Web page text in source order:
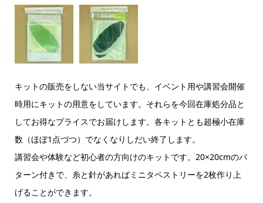
キットの販売をしない当サイトでも、イベント用や講習会開催
時用にキットの用意をしています。それらを今回在庫処分品と
してお得なプライスでお届けします。各キットとも超極小在庫
数（ほぼ1点づつ）でなくなりしだい終了します。
講習会や体験など初心者の方向けのキットです。20×20cmのパ
ターン付きで、糸と針があればミニタペストリーを2枚作り上
げることができます。